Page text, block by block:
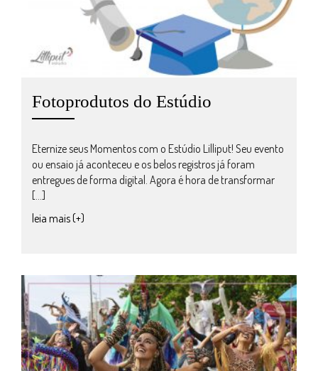
Fotoprodutos do Estúdio
Eternize seus Momentos com o Estúdio Lilliput! Seu evento
ou ensaio já aconteceu e os belos registros já foram
entregues de forma digital. Agora é hora de transformar
[…]
leia mais (+)